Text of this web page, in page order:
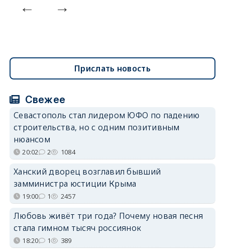
Прислать новость
Свежее
Севастополь стал лидером ЮФО по падению
строительства, но с одним позитивным
нюансом
20:02 2 1084
Ханский дворец возглавил бывший
замминистра юстиции Крыма
19:00 1 2457
Любовь живёт три года? Почему новая песня
стала гимном тысяч россиянок
18:20 1 389